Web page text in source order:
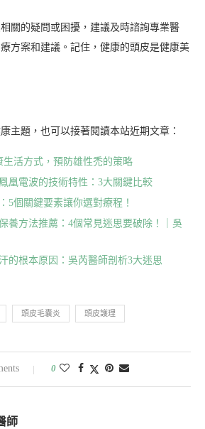
關的疑問或困擾，建議及時諮詢專業醫
方案和建議。記住，健康的頭皮是健康美
主題，也可以接著閱讀本站近期文章：
生活方式，預防雄性禿的策略
凰電波的技術特性：3大關鍵比較
5個關鍵要素讓你選對療程！
養方法推薦：4個常見迷思要破除！｜吳
的根本原因：吳芮醫師剖析3大迷思
頭皮毛囊炎 頭皮護理
0
師